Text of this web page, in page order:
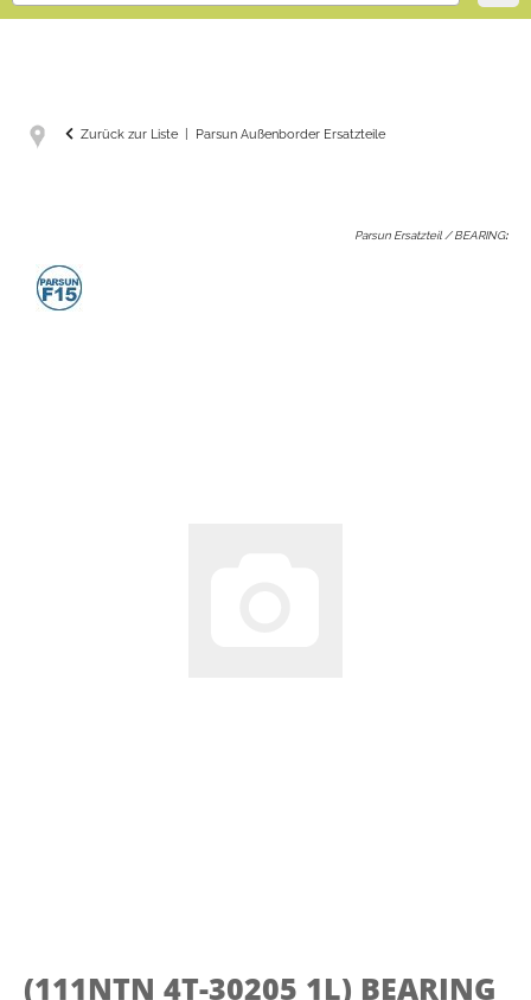
Zurück zur Liste Parsun Außenborder Ersatzteile
Parsun Ersatzteil / BEARING:
(111NTN 4T-30205 1L) BEARING